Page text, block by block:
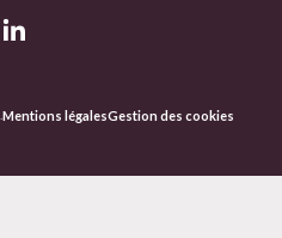
Mentions légalesGestion des cookies